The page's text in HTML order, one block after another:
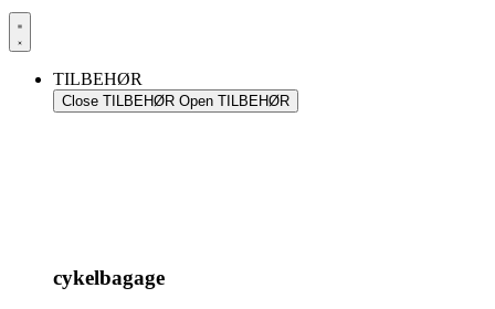
TILBEHØR
Close TILBEHØR Open TILBEHØR
cykelbagage